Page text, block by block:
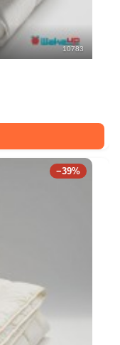
10783
−39%